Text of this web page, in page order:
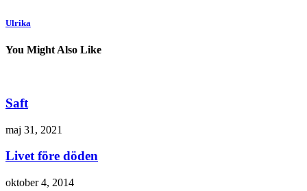
Ulrika
You Might Also Like
Saft
maj 31, 2021
Livet före döden
oktober 4, 2014